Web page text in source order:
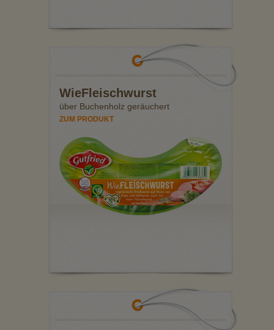
WieFleischwurst
über Buchenholz geräuchert
ZUM PRODUKT